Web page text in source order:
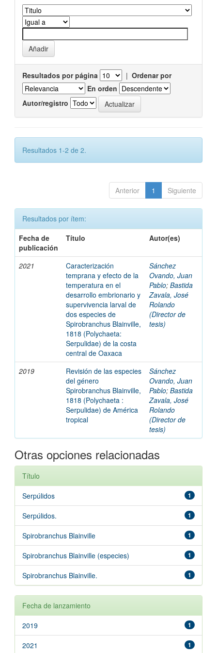
Resultados por página | Ordenar por
En orden
Autor/registro
Resultados 1-2 de 2.
Anterior 1 Siguiente
Resultados por ítem:
Fecha de
publicación
Título Autor(es)
2021
Caracterización
temprana y efecto de la
temperatura en el
desarrollo embrionario y
supervivencia larval de
dos especies de
Spirobranchus Blainville,
1818 (Polychaeta:
Serpulidae) de la costa
central de Oaxaca
Sánchez
Ovando, Juan
Pablo; Bastida
Zavala, José
Rolando
(Director de
tesis)
2019
Revisión de las especies
del género
Spirobranchus Blainville,
1818 (Polychaeta :
Serpulidae) de América
tropical
Sánchez
Ovando, Juan
Pablo; Bastida
Zavala, José
Rolando
(Director de
tesis)
Otras opciones relacionadas
Título
1
Serpúlidos
1
Serpúlidos.
1
Spirobranchus Blainville
1
Spirobranchus Blainville (especies)
1
Spirobranchus Blainville.
Fecha de lanzamiento
1
2019
1
2021